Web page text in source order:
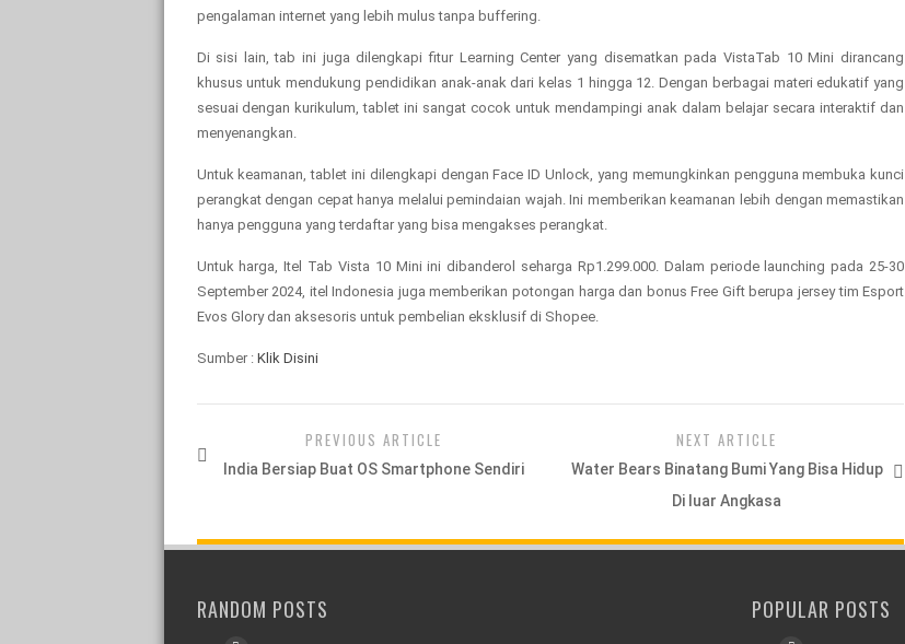
pengalaman internet yang lebih mulus tanpa buffering.
Di sisi lain, tab ini juga dilengkapi fitur Learning Center yang disematkan pada VistaTab 10 Mini dirancang
khusus untuk mendukung pendidikan anak-anak dari kelas 1 hingga 12. Dengan berbagai materi edukatif yang
sesuai dengan kurikulum, tablet ini sangat cocok untuk mendampingi anak dalam belajar secara interaktif dan
menyenangkan.
Untuk keamanan, tablet ini dilengkapi dengan Face ID Unlock, yang memungkinkan pengguna membuka kunci
perangkat dengan cepat hanya melalui pemindaian wajah. Ini memberikan keamanan lebih dengan memastikan
hanya pengguna yang terdaftar yang bisa mengakses perangkat.
Untuk harga, Itel Tab Vista 10 Mini ini dibanderol seharga Rp1.299.000. Dalam periode launching pada 25-30
September 2024, itel Indonesia juga memberikan potongan harga dan bonus Free Gift berupa jersey tim Esport
Evos Glory dan aksesoris untuk pembelian eksklusif di Shopee.
Sumber : Klik Disini
PREVIOUS ARTICLE
India Bersiap Buat OS Smartphone Sendiri
NEXT ARTICLE
Water Bears Binatang Bumi Yang Bisa Hidup
Di luar Angkasa
RANDOM POSTS POPULAR POSTS